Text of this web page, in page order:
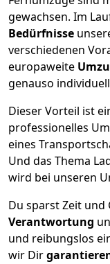
gewachsen. Im
Bedürfnisse
verschiedenen
europaweite
genauso
Dieser Vorteil ist
professionelles
eines
Und das Thema
wird bei unseren
Du sparst Zeit
Verantwortung
und reibungslos
wir Dir